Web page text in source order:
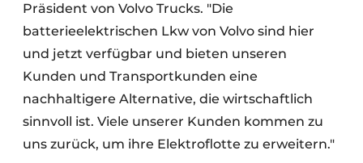
Präsident von Volvo Trucks. "Die
batterieelektrischen Lkw von Volvo sind hier
und jetzt verfügbar und bieten unseren
Kunden und Transportkunden eine
nachhaltigere Alternative, die wirtschaftlich
sinnvoll ist. Viele unserer Kunden kommen zu
uns zurück, um ihre Elektroflotte zu erweitern."